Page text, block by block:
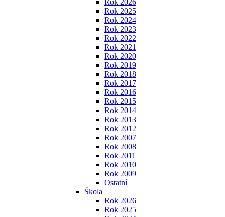
Rok 2026
Rok 2025
Rok 2024
Rok 2023
Rok 2022
Rok 2021
Rok 2020
Rok 2019
Rok 2018
Rok 2017
Rok 2016
Rok 2015
Rok 2014
Rok 2013
Rok 2012
Rok 2007
Rok 2008
Rok 2011
Rok 2010
Rok 2009
Ostatní
Škola
Rok 2026
Rok 2025